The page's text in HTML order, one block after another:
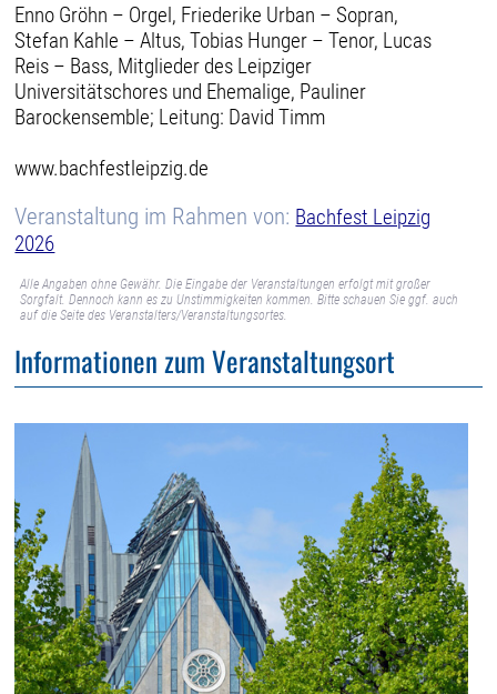
Enno Gröhn – Orgel, Friederike Urban – Sopran,
Stefan Kahle – Altus, Tobias Hunger – Tenor, Lucas
Reis – Bass, Mitglieder des Leipziger
Universitätschores und Ehemalige, Pauliner
Barockensemble; Leitung: David Timm
www.bachfestleipzig.de
Veranstaltung im Rahmen von: Bachfest Leipzig
2026
Alle Angaben ohne Gewähr. Die Eingabe der Veranstaltungen erfolgt mit großer
Sorgfalt. Dennoch kann es zu Unstimmigkeiten kommen. Bitte schauen Sie ggf. auch
auf die Seite des Veranstalters/Veranstaltungsortes.
Informationen zum Veranstaltungsort